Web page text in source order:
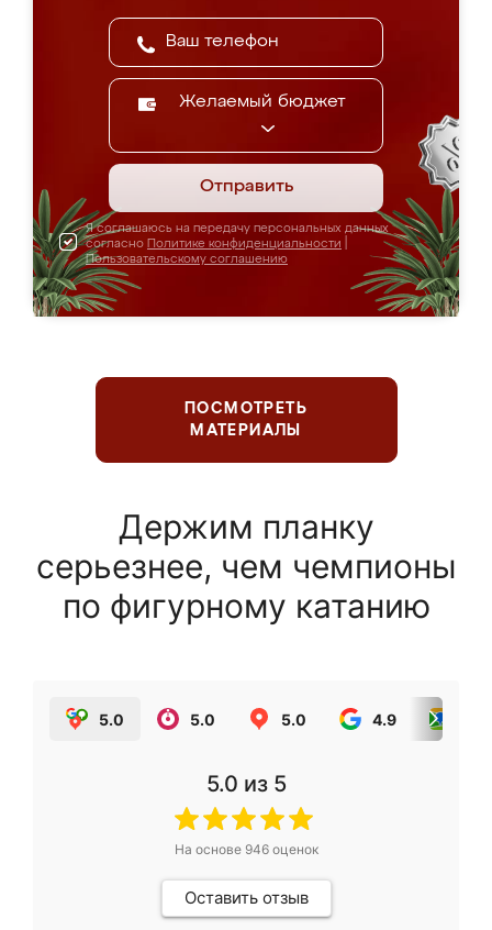
Желаемый бюджет
Отправить
Я соглашаюсь на передачу персональных данных
согласно Политике конфиденциальности
Пользовательскому соглашению
ПОСМОТРЕТЬ
МАТЕРИАЛЫ
Держим планку
серьезнее, чем чемпионы
по фигурному катанию
5.0 5.0 5.0 4.9
5.0 из 5
На основе 946оценок
Оставить отзыв